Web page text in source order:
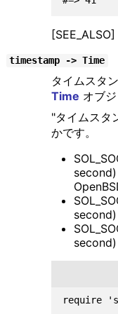
[SEE_ALSO]
timestamp -> Time
タイムスタ
Time オブ
"タイムスタ
かです。
require